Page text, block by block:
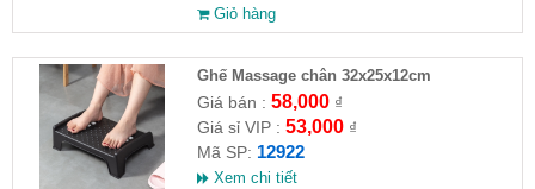
Giỏ hàng
Ghế Massage chân 32x25x12cm
Giá bán : 58,000₫
Giá sỉ VIP : 53,000₫
Mã SP: 12922
Xem chi tiết